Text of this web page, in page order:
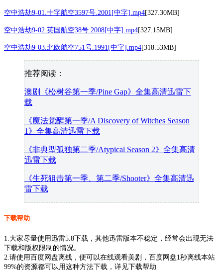
空中浩劫9-01.十字航空3597号.2001[中字].mp4[327.30MB]
空中浩劫9-02.英国航空38号.2008[中字].mp4[327.15MB]
空中浩劫9-03.北欧航空751号.1991[中字].mp4[318.53MB]
推荐阅读：
澳剧《松树谷第一季/Pine Gap》全集高清迅雷下
载
《魔法觉醒第一季/A Discovery of Witches Season
1》全集高清迅雷下载
《非典型孤独第二季/Atypical Season 2》全集高清
迅雷下载
《生死狙击第一季、第二季/Shooter》全集高清迅
雷下载
下载帮助
1.大家尽量使用迅雷5.8下载，其他迅雷版本不稳定，经常会出现无法
下载和版权限制的情况。
2.请使用百度网盘离线，便可以在线观看美剧，百度网盘1秒离线本站
99%的资源都可以用这种方法下载，详见下载帮助